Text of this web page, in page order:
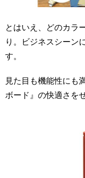
とはいえ、どのカラ
り。ビジネスシーン
す。
見た目も機能性にも
ボード』の快適さを